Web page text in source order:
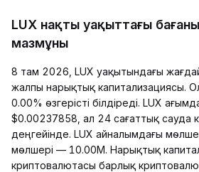
LUX нақты уақыттағы
мазмұны
8 там 2026, LUX уақытындағы
жалпы нарықтық капитализациясы.
0.00% өзгерісті білдіреді. LUX
$0.00237858, ал 24 сағаттық сауда
деңгейінде. LUX айналымдағы
мөлшері — 10.00M. Нарықтық
криптовалютасы барлық